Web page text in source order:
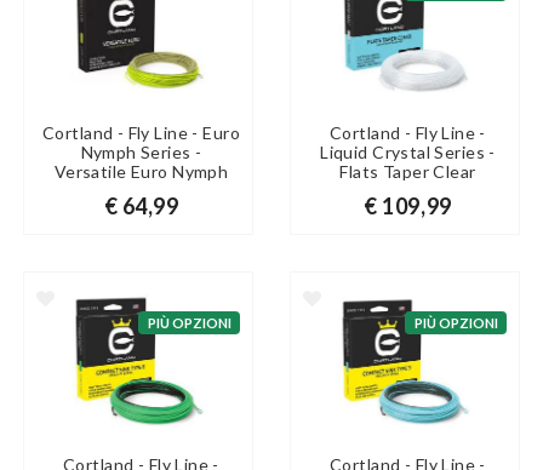
Cortland - Fly Line - Euro
Nymph Series -
Versatile Euro Nymph
€ 64,99
Cortland - Fly Line -
Liquid Crystal Series -
Flats Taper Clear
€ 109,99
PIÙ OPZIONI
Cortland - Fly Line -
PIÙ OPZIONI
Cortland - Fly Line -